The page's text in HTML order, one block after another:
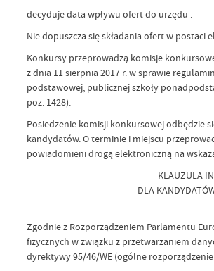
decyduje data wpływu ofert do urzędu .
Nie dopuszcza się składania ofert w postaci
Konkursy przeprowadzą komisje
z dnia 11 sierpnia 2017 r. w sprawie
podstawowej, publicznej szkoły
poz. 1428).
Posiedzenie komisji konkursowej odbędzie
kandydatów. O terminie i miejscu
powiadomieni drogą elektroniczną na
KLAUZULA
DLA
Zgodnie z Rozporządzeniem Parlamentu
fizycznych w związku z przetwarzaniem
dyrektywy 95/46/WE (ogólne rozporządzenie